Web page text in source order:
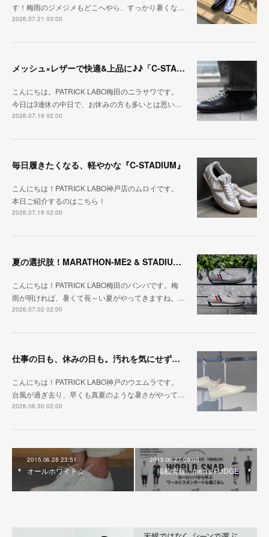
す！梅雨のジメジメもどこへやら、すっかり暑くな…
2026.07.21 03:00
メッシュ×レザーで快適&上品に♪♪「C-STA-NOBLE（クール・スタジアム・ノーブル）」
こんにちは。PATRICK LABO梅田のニラサワです。
今日は3連休の中日で、お休みの方も多いとは思い…
2026.07.19 02:00
毎日履きたくなる、軽やかな『C-STADIUM』
こんにちは！PATRICK LABO神戸店のムロイです。
本日ご紹介するのはこちら！
2026.07.18 02:00
夏の選択肢！MARATHON-ME2 & STADIUM-ME2
こんにちは！PATRICK LABO梅田のバンバです。梅
雨が明ければ、暑くて長～い夏がやってきますね。…
2026.07.02 02:00
仕事の日も、休みの日も。汚れを気にせず毎日履ける『PUNCH-WP_WHT』
こんにちは！PATRICK LABO神戸のウエムラです。
台風が過ぎ去り、早くも真夏のような暑さがやって…
2026.06.30 02:00
2015.06.28 23:51
オールホワイト☆
2015.06.27 06:00
「掲載情報」men's FUDGE